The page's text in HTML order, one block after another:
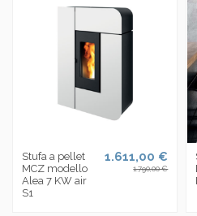
Stufa a pellet
MCZ modello
Alea 7 KW air
S1
1.611,00 €
1.790,00 €